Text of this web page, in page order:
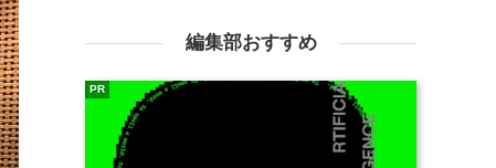
編集部おすすめ
PR